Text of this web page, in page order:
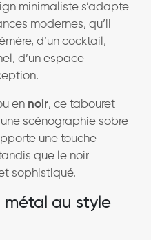
minimaliste s’adapte
modernes, qu’il
d’un cocktail,
d’un espace
en noir, ce tabouret
scénographie sobre
une touche
que le noir
sophistiqué.
au style